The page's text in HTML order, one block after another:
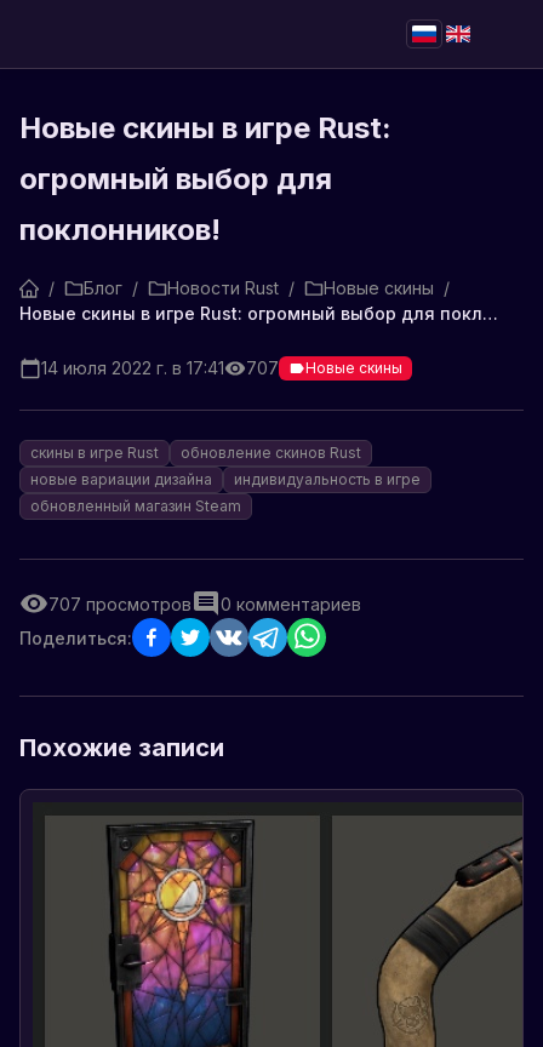
Новые скины в игре Rust:
огромный выбор для
поклонников!
/ Блог / Новости Rust / Новые скины /
Новые скины в игре Rust: огромный выбор для поклонников!
14 июля 2022 г. в 17:41 707 Новые скины
скины в игре Rust
обновление скинов Rust
новые вариации дизайна
индивидуальность в игре
обновленный магазин Steam
707 просмотров 0 комментариев
Поделиться:
Похожие записи